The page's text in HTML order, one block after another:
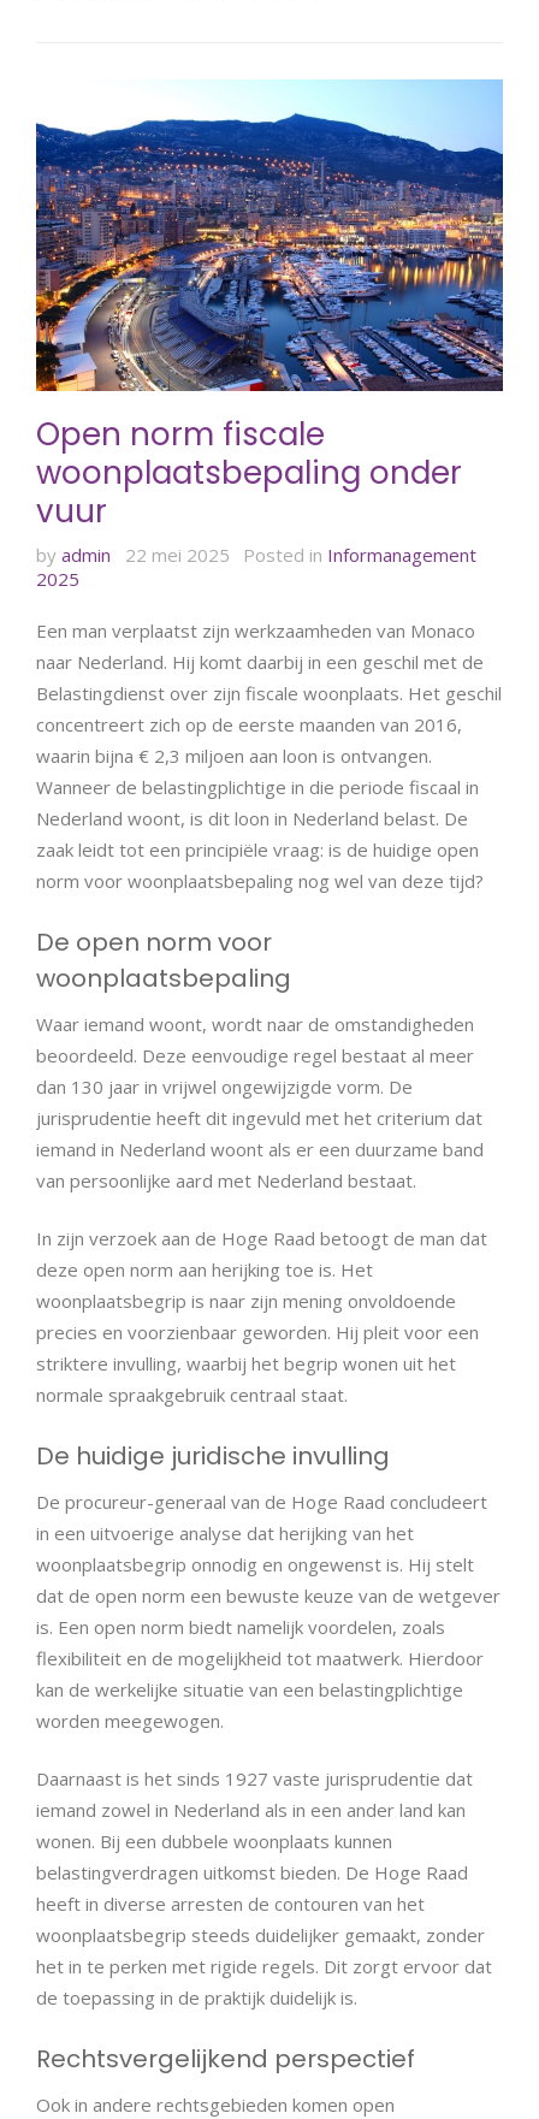
Open norm fiscale
woonplaatsbepaling onder
vuur
by admin 22 mei 2025 Posted in Informanagement
2025
Een man verplaatst zijn werkzaamheden van Monaco
naar Nederland. Hij komt daarbij in een geschil met de
Belastingdienst over zijn fiscale woonplaats. Het geschil
concentreert zich op de eerste maanden van 2016,
waarin bijna € 2,3 miljoen aan loon is ontvangen.
Wanneer de belastingplichtige in die periode fiscaal in
Nederland woont, is dit loon in Nederland belast. De
zaak leidt tot een principiële vraag: is de huidige open
norm voor woonplaatsbepaling nog wel van deze tijd?
De open norm voor
woonplaatsbepaling
Waar iemand woont, wordt naar de omstandigheden
beoordeeld. Deze eenvoudige regel bestaat al meer
dan 130 jaar in vrijwel ongewijzigde vorm. De
jurisprudentie heeft dit ingevuld met het criterium dat
iemand in Nederland woont als er een duurzame band
van persoonlijke aard met Nederland bestaat.
In zijn verzoek aan de Hoge Raad betoogt de man dat
deze open norm aan herijking toe is. Het
woonplaatsbegrip is naar zijn mening onvoldoende
precies en voorzienbaar geworden. Hij pleit voor een
striktere invulling, waarbij het begrip wonen uit het
normale spraakgebruik centraal staat.
De huidige juridische invulling
De procureur-generaal van de Hoge Raad concludeert
in een uitvoerige analyse dat herijking van het
woonplaatsbegrip onnodig en ongewenst is. Hij stelt
dat de open norm een bewuste keuze van de wetgever
is. Een open norm biedt namelijk voordelen, zoals
flexibiliteit en de mogelijkheid tot maatwerk. Hierdoor
kan de werkelijke situatie van een belastingplichtige
worden meegewogen.
Daarnaast is het sinds 1927 vaste jurisprudentie dat
iemand zowel in Nederland als in een ander land kan
wonen. Bij een dubbele woonplaats kunnen
belastingverdragen uitkomst bieden. De Hoge Raad
heeft in diverse arresten de contouren van het
woonplaatsbegrip steeds duidelijker gemaakt, zonder
het in te perken met rigide regels. Dit zorgt ervoor dat
de toepassing in de praktijk duidelijk is.
Rechtsvergelijkend perspectief
Ook in andere rechtsgebieden komen open